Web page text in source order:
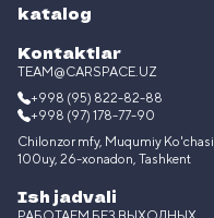
katalog
Kontaktlar
TEAM@CARSPACE.UZ
+998 (95) 822-82-88
+998 (97) 178-77-90
Chilonzor mfy, Muqumiy Ko'chasi,
100uy, 26-xonadon, Tashkent
Ish jadvali